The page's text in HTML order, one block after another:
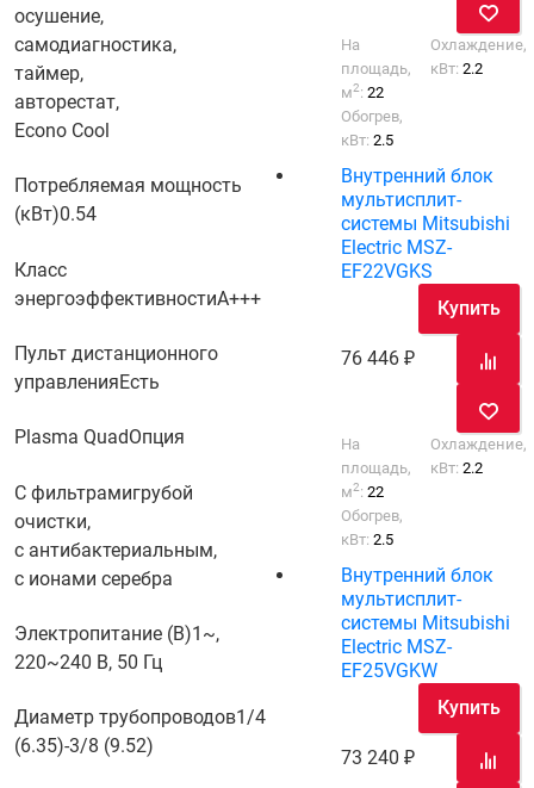
осушение,
самодиагностика,
таймер,
авторестат,
Econo Cool
Потребляемая мощность
(кВт)0.54
Класс
энергоэффективностиA+++
Пульт дистанционного
управленияЕсть
Plasma QuadОпция
С фильтрамигрубой
очистки,
с антибактериальным,
с ионами серебра
Электропитание (В)1~,
220~240 В, 50 Гц
Диаметр трубопроводов1/4
(6.35)-3/8 (9.52)
На
площадь,
м2:22
Охлаждение,
кВт:2.2
Обогрев,
кВт:2.5
Внутренний блок
мультисплит-
системы Mitsubishi
Electric MSZ-
EF22VGKS
76 446
Купить
На
площадь,
м2:22
Охлаждение,
кВт:2.2
Обогрев,
кВт:2.5
Внутренний блок
мультисплит-
системы Mitsubishi
Electric MSZ-
EF25VGKW
73 240
Купить